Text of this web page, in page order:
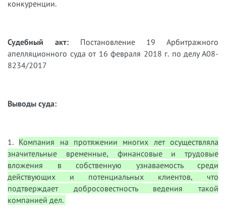
конкуренции.
Судебный акт: Постановление 19 Арбитражного
апелляционного суда от 16 февраля 2018 г. по делу А08-
8234/2017
Выводы суда:
1. Компания на протяжении многих лет осуществляла
значительные временные, финансовые и трудовые
вложения в собственную узнаваемость среди
действующих и потенциальных клиентов, что
подтверждает добросовестность ведения такой
компанией дел.